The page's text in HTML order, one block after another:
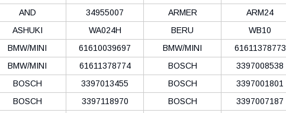
AND 34955007 ARMER ARM24
ASHUKI
WA024H BERU WB10
BMW/MINI
61610039697 BMW/MINI 61611378773
BMW/MINI
61611378774 BOSCH 3397008538
BOSCH
3397013455 BOSCH 3397001801
BOSCH
3397118970 BOSCH 3397007187